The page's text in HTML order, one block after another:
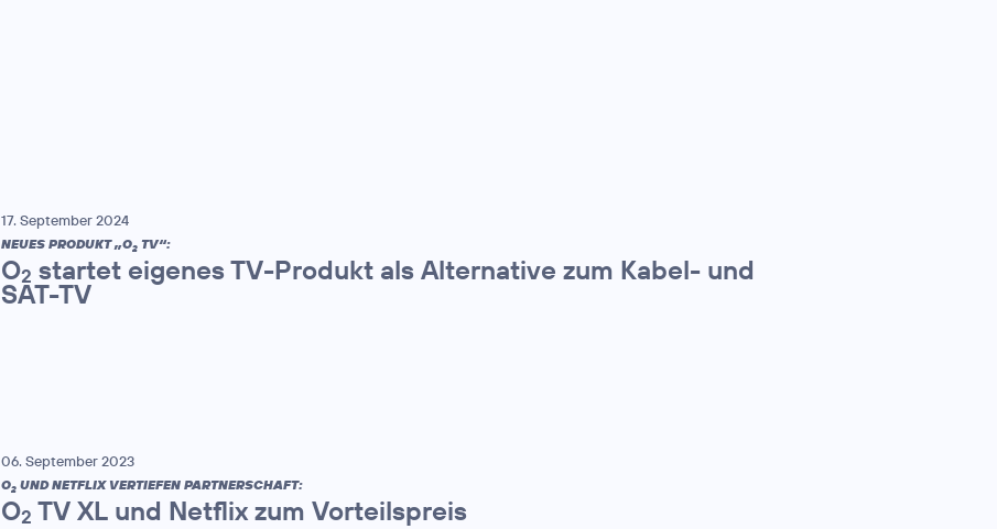
17. September 2024
NEUES PRODUKT „O2 TV“:
O2 startet eigenes TV-Produkt als Alternative zum Kabel- und
SAT-TV
06. September 2023
O2 UND NETFLIX VERTIEFEN PARTNERSCHAFT:
O2 TV XL und Netflix zum Vorteilspreis